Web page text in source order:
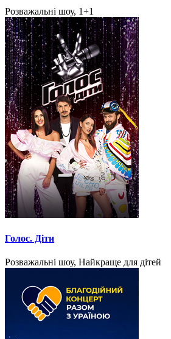
Розважальні шоу, 1+1
Голос. Діти
Розважальні шоу, Найкраще для дітей